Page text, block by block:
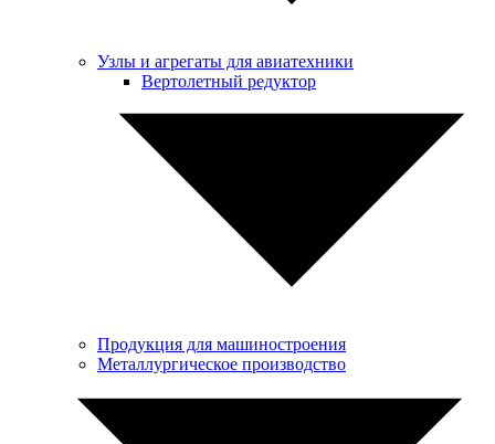
Узлы и агрегаты для авиатехники
Вертолетный редуктор
Продукция для машиностроения
Металлургическое производство